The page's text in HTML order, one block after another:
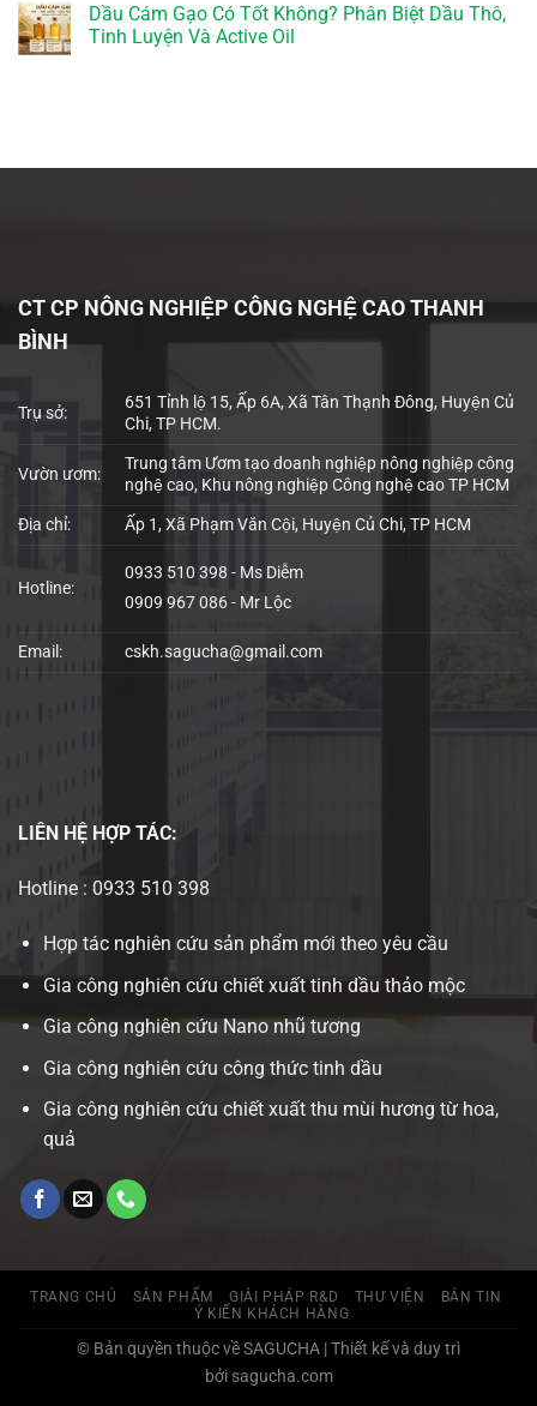
Dầu Cám Gạo Có Tốt Không? Phân Biệt Dầu Thô,
Tinh Luyện Và Active Oil
CT CP NÔNG NGHIỆP CÔNG NGHỆ CAO THANH
BÌNH
Trụ sở:
651 Tỉnh lộ 15, Ấp 6A, Xã Tân Thạnh Đông, Huyện Củ
Chi, TP HCM.
Vườn ươm:
Trung tâm Ươm tạo doanh nghiệp nông nghiệp công
nghệ cao, Khu nông nghiệp Công nghệ cao TP HCM
Địa chỉ: Ấp 1, Xã Phạm Văn Cội, Huyện Củ Chi, TP HCM
Hotline:
0933 510 398 - Ms Diễm
0909 967 086 - Mr Lộc
Email: cskh.sagucha@gmail.com
LIÊN HỆ HỢP TÁC:
Hotline : 0933 510 398
Hợp tác nghiên cứu sản phẩm mới theo yêu cầu
Gia công nghiên cứu chiết xuất tinh dầu thảo mộc
Gia công nghiên cứu Nano nhũ tương
Gia công nghiên cứu công thức tinh dầu
Gia công nghiên cứu chiết xuất thu mùi hương từ hoa,
quả
TRANG CHỦ SẢN PHẨM GIẢI PHÁP R&D THƯ VIỆN
BẢN TIN
Ý KIẾN KHÁCH HÀNG
© Bản quyền thuộc về SAGUCHA | Thiết kế và duy trì
bởi sagucha.com